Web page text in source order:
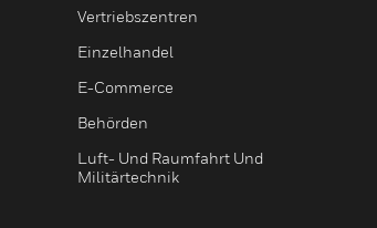
Vertriebszentren
Einzelhandel
E-Commerce
Behörden
Luft- Und Raumfahrt Und
Militärtechnik